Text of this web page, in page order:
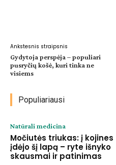
Ankstesnis straipsnis
Gydytoja perspėja – populiari
pusryčių košė, kuri tinka ne
visiems
Populiariausi
Natūrali medicina
Močiutės triukas: į kojines
įdėjo šį lapą – ryte išnyko
skausmai ir patinimas